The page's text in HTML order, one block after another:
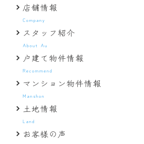
店舗情報
Company
スタッフ紹介
About Au
戸建て物件情報
Recommend
マンション物件情報
Manshon
土地情報
Land
お客様の声